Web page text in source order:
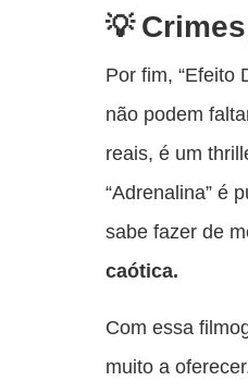
Por fim, “Efeito
não podem
reais, é um
“Adrenalina” é
sabe fazer de
caótica.
Com essa
muito a